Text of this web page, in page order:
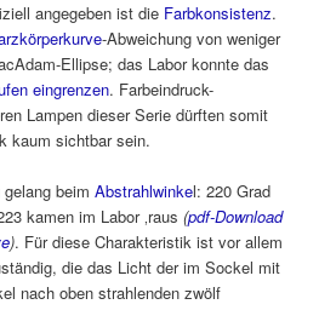
angegeben ist die Farbkonsistenz.
-Abweichung von weniger
Ellipse; das Labor konnte das
eingrenzen. Farbeindruck-
Lampen dieser Serie dürften somit
kaum sichtbar sein.
gelang beimAbstrahlwinkel: 220 Grad
kamen im Labor ‚raus(pdf-Download
). Für diese Charakteristik ist vor allem
die das Licht der im Sockel mit
nach oben strahlenden zwölf